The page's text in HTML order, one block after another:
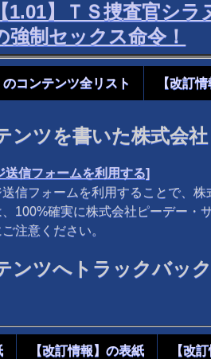
【1.01】ＴＳ捜査官シ
強制セックス命令！
のコンテンツ全リスト 【改訂
ンツを書いた株式会
送信フォームを利用する]
送信フォームを利用することで、
、100%確実に株式会社ピーデー・
注意ください。
ンツへトラックバッ
【改訂情報】の表紙 【改